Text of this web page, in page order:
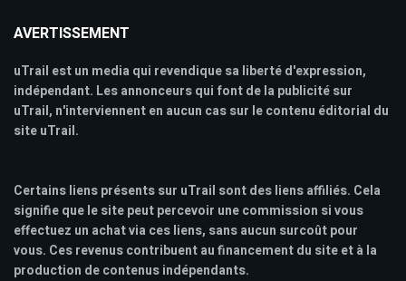
AVERTISSEMENT
uTrail est un media qui revendique sa liberté d'expression,
indépendant. Les annonceurs qui font de la publicité sur
uTrail, n'interviennent en aucun cas sur le contenu éditorial du
site uTrail.
Certains liens présents sur uTrail sont des liens affiliés. Cela
signifie que le site peut percevoir une commission si vous
effectuez un achat via ces liens, sans aucun surcoût pour
vous. Ces revenus contribuent au financement du site et à la
production de contenus indépendants.